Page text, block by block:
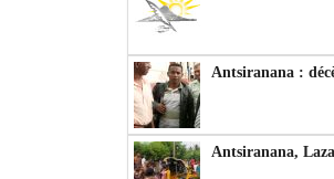
Antsiranana :
Antsiranana,